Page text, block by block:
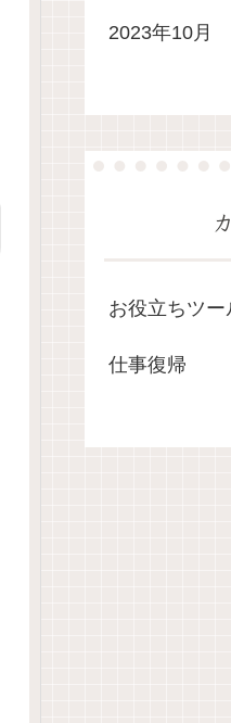
2023年10月
お役立ちツー
仕事復帰